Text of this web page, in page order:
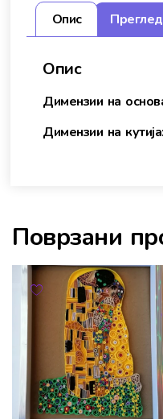
Опис
Опис
Димензии на
Димензии на
Поврзани